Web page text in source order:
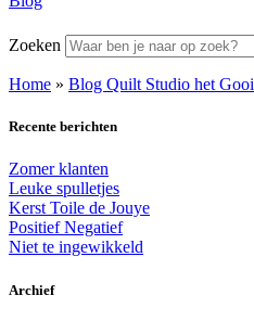
Zoeken
Home » Blog Quilt Studio het Gooi
Recente berichten
Zomer klanten
Leuke spulletjes
Kerst Toile de Jouye
Positief Negatief
Niet te ingewikkeld
Archief